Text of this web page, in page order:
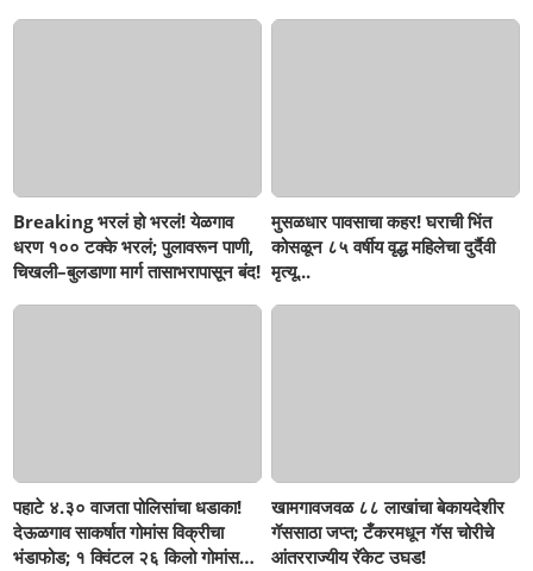
Breaking भरलं हो भरलं! येळगाव
धरण १०० टक्के भरलं; पुलावरून पाणी,
चिखली–बुलडाणा मार्ग तासाभरापासून बंद!
मुसळधार पावसाचा कहर! घराची भिंत
कोसळून ८५ वर्षीय वृद्ध महिलेचा दुर्दैवी
मृत्यू...
पहाटे ४.३० वाजता पोलिसांचा धडाका!
देऊळगाव साकर्षात गोमांस विक्रीचा
भंडाफोड; १ क्विंटल २६ किलो गोमांस
खामगावजवळ ८८ लाखांचा बेकायदेशीर
गॅससाठा जप्त; टँकरमधून गॅस चोरीचे
आंतरराज्यीय रॅकेट उघड!